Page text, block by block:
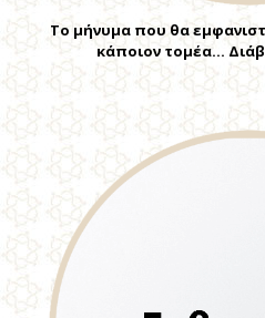
Το μήνυμα που θα
κάποιον τομέα…